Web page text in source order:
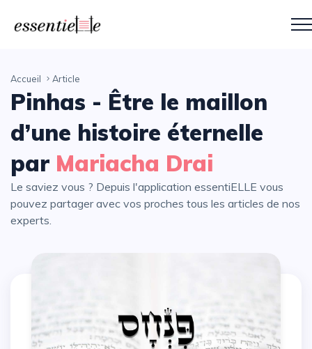
Accueil Article
Pinhas - Être le maillon
d’une histoire éternelle
par Mariacha Drai
Le saviez vous ? Depuis l'application essentiELLE vous
pouvez partager avec vos proches tous les articles de nos
experts.